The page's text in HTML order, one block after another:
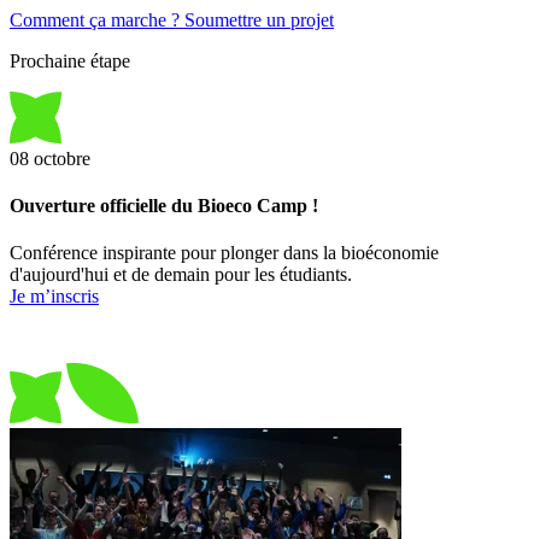
Comment ça marche ? Soumettre un projet
Prochaine étape
08 octobre
Ouverture officielle du Bioeco Camp !
Conférence inspirante pour plonger dans la bioéconomie
d'aujourd'hui et de demain pour les étudiants.
Je m’inscris